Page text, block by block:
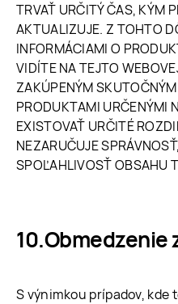
TRVAŤ URČITÝ ČAS, KÝM
AKTUALIZUJE. Z TOHTO
INFORMÁCIAMI O
VIDÍTE NA TEJTO
ZAKÚPENÝM
PRODUKTAMI URČENÝMI
EXISTOVAŤ URČITÉ
NEZARUČUJE
SPOĽAHLIVOSŤ OBSAHU
Obmedzenie
S výnimkou prípadov, kde